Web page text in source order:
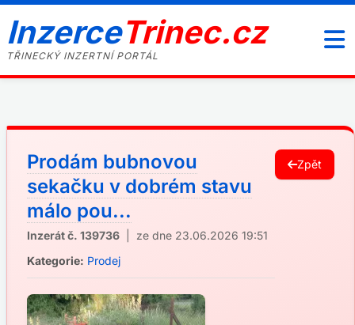
InzerceTrinec.cz
TŘINECKÝ INZERTNÍ PORTÁL
Prodám bubnovou
sekačku v dobrém stavu
málo pou...
Inzerát č. 139736 | ze dne 23.06.2026 19:51
Kategorie: Prodej
Zpět